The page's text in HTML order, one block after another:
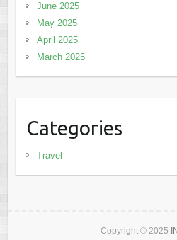
June 2025
May 2025
April 2025
March 2025
Categories
Travel
Copyright © 2025